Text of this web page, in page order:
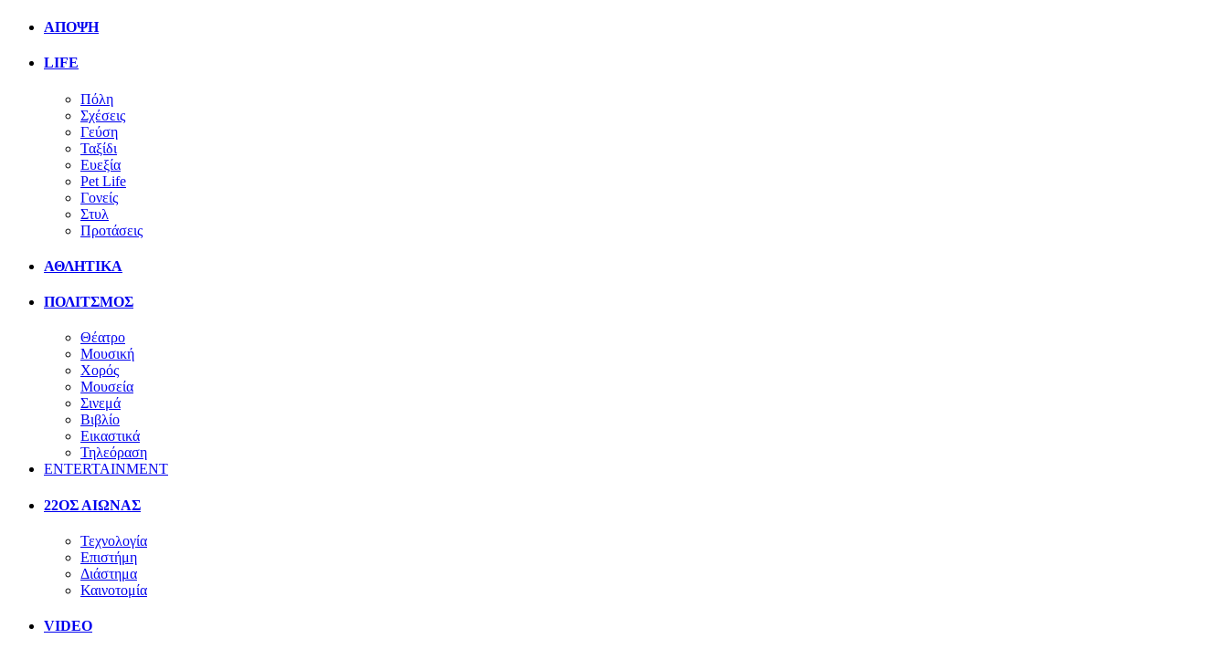
ΑΠΟΨΗ
LIFE
Πόλη
Σχέσεις
Γεύση
Ταξίδι
Ευεξία
Pet Life
Γονείς
Στυλ
Προτάσεις
ΑΘΛΗΤΙΚΑ
ΠΟΛΙΤΣΜΟΣ
Θέατρο
Μουσική
Χορός
Μουσεία
Σινεμά
Βιβλίο
Εικαστικά
Τηλεόραση
ENTERTAINMENT
22ΟΣ ΑΙΩΝΑΣ
Τεχνολογία
Επιστήμη
Διάστημα
Καινοτομία
VIDEO